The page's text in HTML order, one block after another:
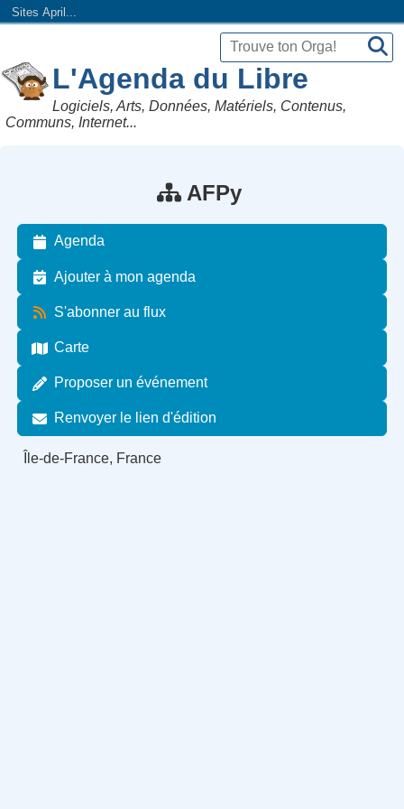
Sites April...
L'Agenda du Libre
Logiciels, Arts, Données, Matériels, Contenus,
Communs, Internet...
AFPy
Agenda
Ajouter à mon agenda
S'abonner au flux
Carte
Proposer un événement
Renvoyer le lien d'édition
Île-de-France, France